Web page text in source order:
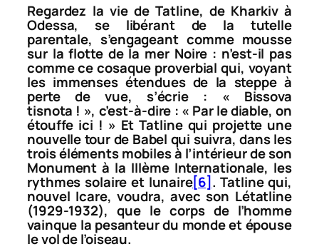
Regardez la vie de Tatline, de Kharkiv à
Odessa, se libérant de la tutelle
parentale, s’engageant comme mousse
sur la flotte de la mer Noire : n’est-il pas
comme ce cosaque proverbial qui, voyant
les immenses étendues de la steppe à
perte de vue, s’écrie : « Bissova
tisnota ! », c’est-à-dire : « Par le diable, on
étouffe ici ! » Et Tatline qui projette une
nouvelle tour de Babel qui suivra, dans les
trois éléments mobiles à l’intérieur de son
Monument à la IIIème Internationale, les
rythmes solaire et lunaire[6]. Tatline qui,
nouvel Icare, voudra, avec son Létatline
(1929-1932), que le corps de l’homme
vainque la pesanteur du monde et épouse
le vol de l’oiseau.